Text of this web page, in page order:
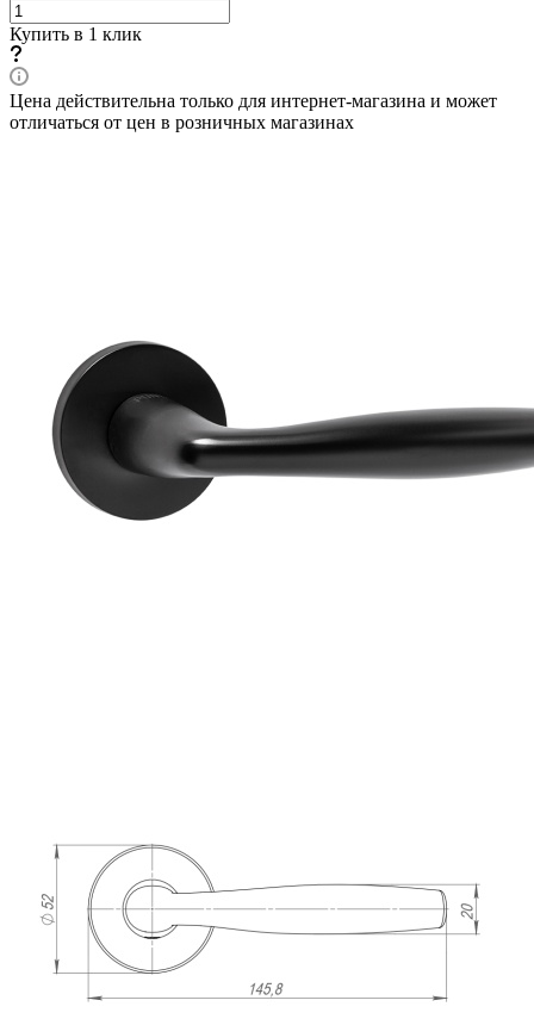
Купить в 1 клик
Цена действительна только для интернет-магазина и может
отличаться от цен в розничных магазинах